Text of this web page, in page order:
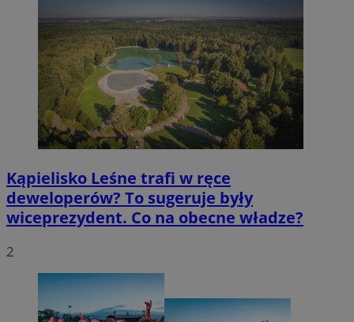
Kąpielisko Leśne trafi w ręce
deweloperów? To sugeruje były
wiceprezydent. Co na obecne władze?
2